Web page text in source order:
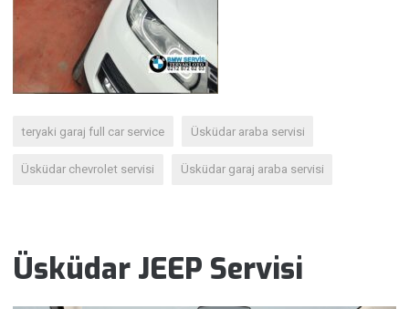
teryaki garaj full car service Üsküdar araba servisi
Üsküdar chevrolet servisi Üsküdar garaj araba servisi
Üsküdar JEEP Servisi